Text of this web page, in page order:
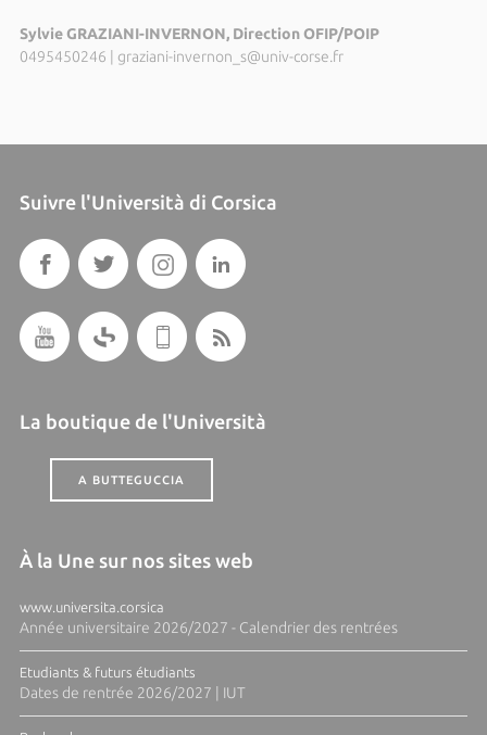
Sylvie GRAZIANI-INVERNON, Direction OFIP/POIP
0495450246
graziani-invernon_s@univ-corse.fr
Suivre l'Università di Corsica
La boutique de l'Università
A BUTTEGUCCIA
À la Une sur nos sites web
www.universita.corsica
Année universitaire 2026/2027 - Calendrier des rentrées
Etudiants & futurs étudiants
Dates de rentrée 2026/2027 | IUT